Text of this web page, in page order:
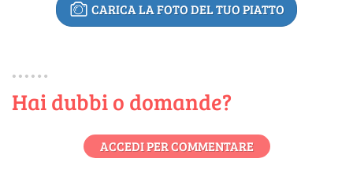
CARICA LA FOTO DEL TUO PIATTO
Hai dubbi o domande?
ACCEDI PER COMMENTARE